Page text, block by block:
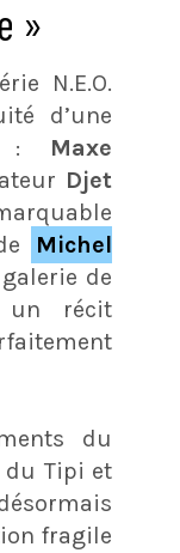
»
N.E.O.
d’une
: Maxe
Djet
Michel
de
un récit
du
du Tipi et
fragile